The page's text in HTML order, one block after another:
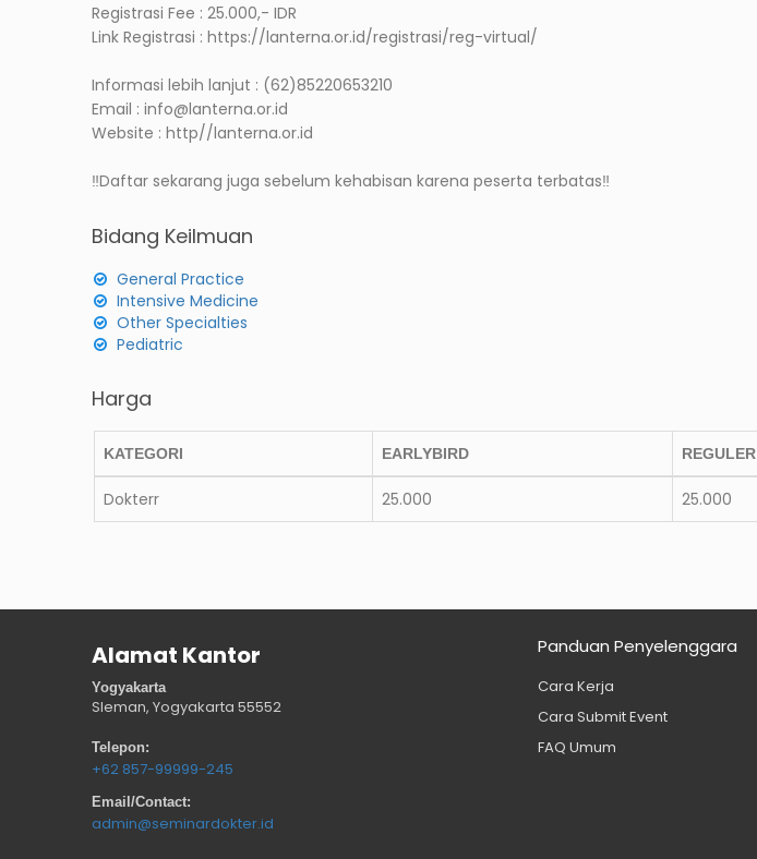
Registrasi Fee : 25.000,- IDR
Link Registrasi : https://lanterna.or.id/registrasi/reg-virtual/
Informasi lebih lanjut : (62)85220653210
Email : info@lanterna.or.id
Website : http//lanterna.or.id
‼️Daftar sekarang juga sebelum kehabisan karena peserta terbatas‼️
Bidang Keilmuan
General Practice
Intensive Medicine
Other Specialties
Pediatric
Harga
KATEGORI EARLYBIRD REGULER
Dokterr 25.000 25.000
Alamat Kantor
Yogyakarta
Sleman, Yogyakarta 55552
Telepon:
+62 857-99999-245
Email/Contact:
admin@seminardokter.id
Panduan Penyelenggara
Cara Kerja
Cara Submit Event
FAQ Umum